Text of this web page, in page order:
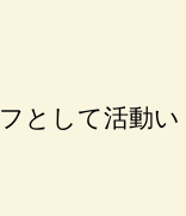
として活動い